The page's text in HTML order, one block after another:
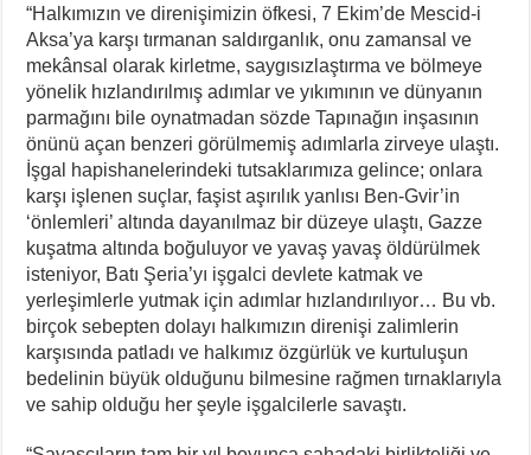
“Halkımızın ve direnişimizin öfkesi, 7 Ekim’de Mescid-i
Aksa’ya karşı tırmanan saldırganlık, onu zamansal ve
mekânsal olarak kirletme, saygısızlaştırma ve bölmeye
yönelik hızlandırılmış adımlar ve yıkımının ve dünyanın
parmağını bile oynatmadan sözde Tapınağın inşasının
önünü açan benzeri görülmemiş adımlarla zirveye ulaştı.
İşgal hapishanelerindeki tutsaklarımıza gelince; onlara
karşı işlenen suçlar, faşist aşırılık yanlısı Ben-Gvir’in
‘önlemleri’ altında dayanılmaz bir düzeye ulaştı, Gazze
kuşatma altında boğuluyor ve yavaş yavaş öldürülmek
isteniyor, Batı Şeria’yı işgalci devlete katmak ve
yerleşimlerle yutmak için adımlar hızlandırılıyor… Bu vb.
birçok sebepten dolayı halkımızın direnişi zalimlerin
karşısında patladı ve halkımız özgürlük ve kurtuluşun
bedelinin büyük olduğunu bilmesine rağmen tırnaklarıyla
ve sahip olduğu her şeyle işgalcilerle savaştı.